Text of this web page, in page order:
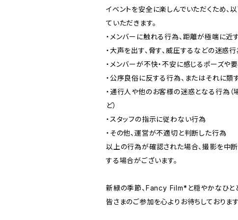
イベントを安全に楽しんでいただくため、
ていただきます。
・メンバーに触れる行為、距離が極端に近
・大声を出す、脅す、威圧するなどの迷惑
・メンバーが不快・不安に感じるポーズや
・公序良俗に反する行為、またはそれに類
・通行人や他のお客様の迷惑となる行為（
ど）
・スタッフの指示に従わない行為
・その他、運営が不適切と判断した行為
以上の行為が確認された場合、撮影を中
する場合がございます。
新緑の季節、Fancy Film*と穏やかなひと
皆さまのご参加を心よりお待ちしております